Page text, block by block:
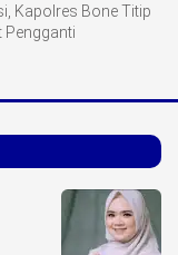
Kapolres Bone Titip
Pengganti